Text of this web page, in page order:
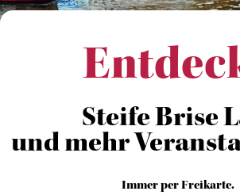
Steife Brise
und mehr
Immer per Freikarte.